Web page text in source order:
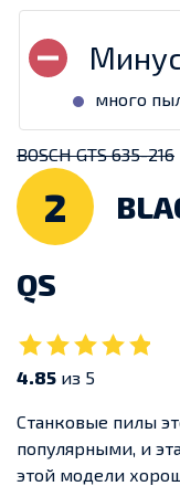
много
BOSCH GTS 635-216
2
QS
4.85 из 5
Станковые пилы
популярными, и
этой модели